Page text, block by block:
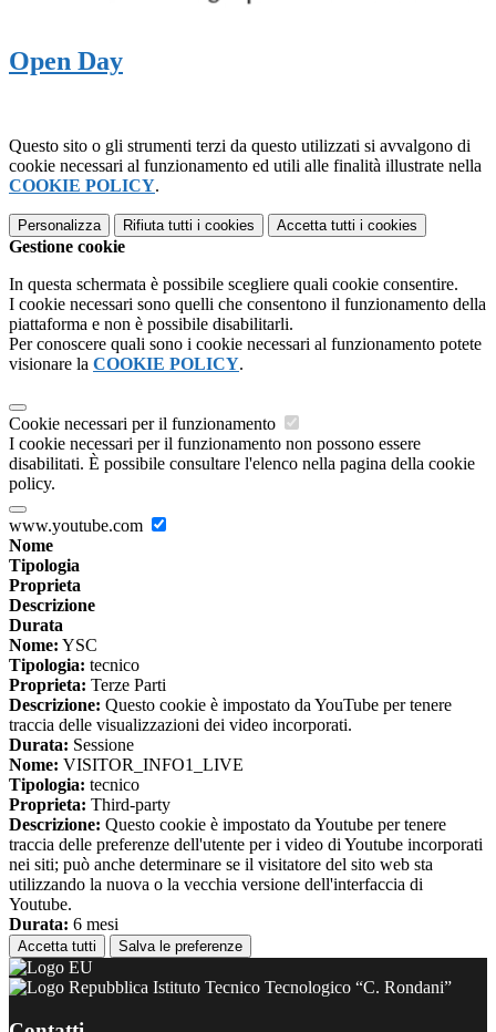
Open Day
Questo sito o gli strumenti terzi da questo utilizzati si avvalgono di
cookie necessari al funzionamento ed utili alle finalità illustrate nella
COOKIE POLICY.
Personalizza Rifiuta tutti i cookies Accetta tutti i cookies
Gestione cookie
In questa schermata è possibile scegliere quali cookie consentire.
I cookie necessari sono quelli che consentono il funzionamento della
piattaforma e non è possibile disabilitarli.
Per conoscere quali sono i cookie necessari al funzionamento potete
visionare la COOKIE POLICY.
Cookie necessari per il funzionamento
I cookie necessari per il funzionamento non possono essere
disabilitati. È possibile consultare l'elenco nella pagina della cookie
policy.
www.youtube.com
Nome
Tipologia
Proprieta
Descrizione
Durata
Nome: YSC
Tipologia: tecnico
Proprieta: Terze Parti
Descrizione: Questo cookie è impostato da YouTube per tenere
traccia delle visualizzazioni dei video incorporati.
Durata: Sessione
Nome: VISITOR_INFO1_LIVE
Tipologia: tecnico
Proprieta: Third-party
Descrizione: Questo cookie è impostato da Youtube per tenere
traccia delle preferenze dell'utente per i video di Youtube incorporati
nei siti; può anche determinare se il visitatore del sito web sta
utilizzando la nuova o la vecchia versione dell'interfaccia di
Youtube.
Durata: 6 mesi
Accetta tutti Salva le preferenze
Istituto Tecnico Tecnologico “C. Rondani”